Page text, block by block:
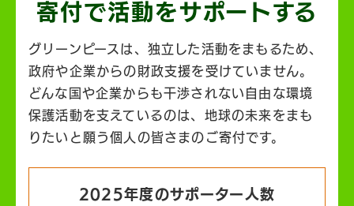
寄付で活動をサポートする
グリーンピースは、独立した活動をまもるため、
政府や企業からの財政支援を受けていません。
どんな国や企業からも干渉されない自由な環境
保護活動を支えているのは、地球の未来をまも
りたいと願う個人の皆さまのご寄付です。
2025年度のサポーター人数